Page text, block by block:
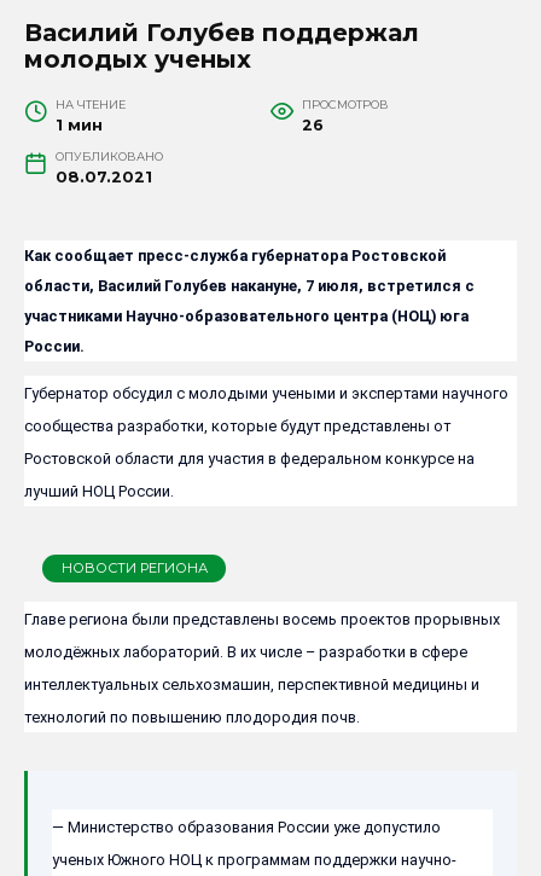
Василий Голубев поддержал
молодых ученых
НА ЧТЕНИЕ
1 мин
ПРОСМОТРОВ
26
ОПУБЛИКОВАНО
08.07.2021
Как сообщает пресс-служба губернатора Ростовской
области, Василий Голубев накануне, 7 июля, встретился с
участниками Научно-образовательного центра (НОЦ) юга
России.
Губернатор обсудил с молодыми учеными и экспертами научного
сообщества разработки, которые будут представлены от
Ростовской области для участия в федеральном конкурсе на
лучший НОЦ России.
НОВОСТИ РЕГИОНА
Главе региона были представлены восемь проектов прорывных
молодёжных лабораторий. В их числе – разработки в сфере
интеллектуальных сельхозмашин, перспективной медицины и
технологий по повышению плодородия почв.
— Министерство образования России уже допустило
ученых Южного НОЦ к программам поддержки научно-